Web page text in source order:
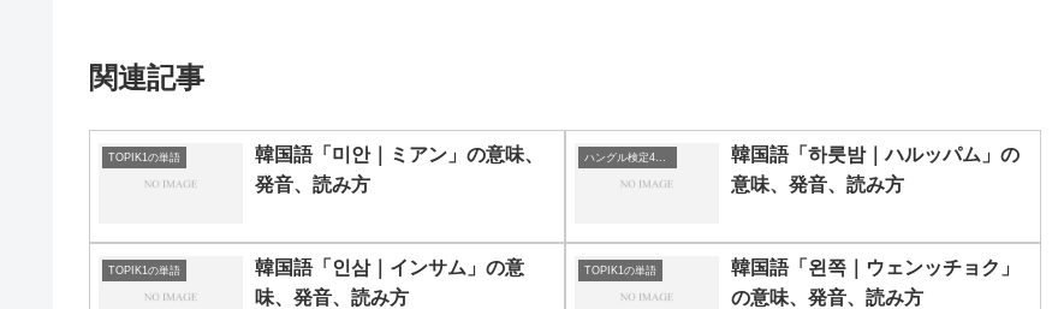
関連記事
TOPIK1の単語
韓国語「미안｜ミアン」の意味、
発音、読み方
韓国語「하룻밤｜ハルッパム」の
意味、発音、読み方
TOPIK1の単語
韓国語「인삼｜インサム」の意
味、発音、読み方
TOPIK1の単語
韓国語「왼쪽｜ウェンッチョク」
の意味、発音、読み方